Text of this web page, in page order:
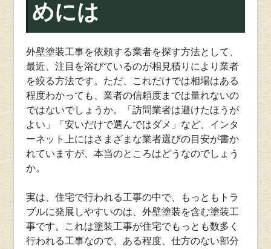
めには
外壁塗装工事を依頼する業者を探す方法として、
最近、注目を浴びているのが相見積りにより業者
を絞る方法です。ただ、これだけでは相場はある
程度わかっても、業者の信頼度までは量れないの
ではないでしょうか。「訪問業者は避けたほうが
よい」「安いだけで選んではダメ」など、インタ
ーネット上にはさまざまな業者選びの目安が書か
れていますが、本当のところはどうなのでしょう
か。
実は、住宅で行われる工事の中で、もっともトラ
ブルに発展しやすいのは、外壁塗装を含む塗装工
事です。これは塗装工事が住宅でもっとも数多く
行われる工事なので、ある程度、仕方のない部分